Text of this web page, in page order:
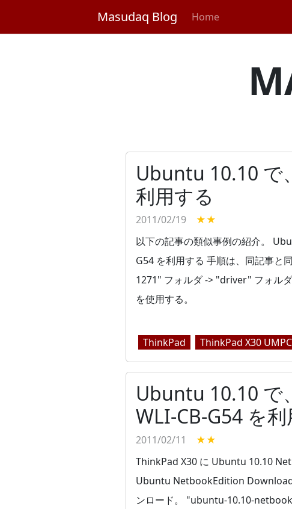
Masudaq Blog Home
Ubuntu 10.10 で
利用する
2011/02/19
★★
以下の記事の類似事例の紹介。
G54 を利用する 手順は、同記事と
1271" フォルダ -> "driver" フォル
を使用する。
ThinkPad
ThinkPad X30
Ubuntu 10.10 で
WLI-CB-G54 を
2011/02/11
★★
ThinkPad X30 に Ubuntu 10.10
Ubuntu NetbookEdition
ンロード。 "ubuntu-10.10-